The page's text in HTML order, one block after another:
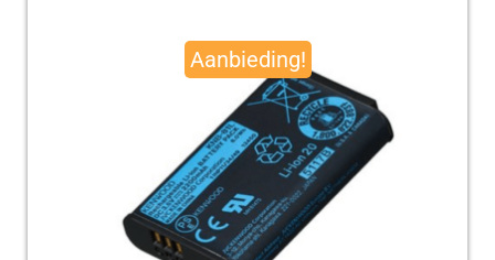
Aanbieding!